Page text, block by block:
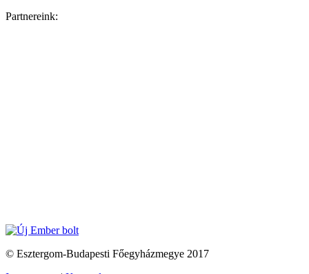
Partnereink:
© Esztergom-Budapesti Főegyházmegye 2017